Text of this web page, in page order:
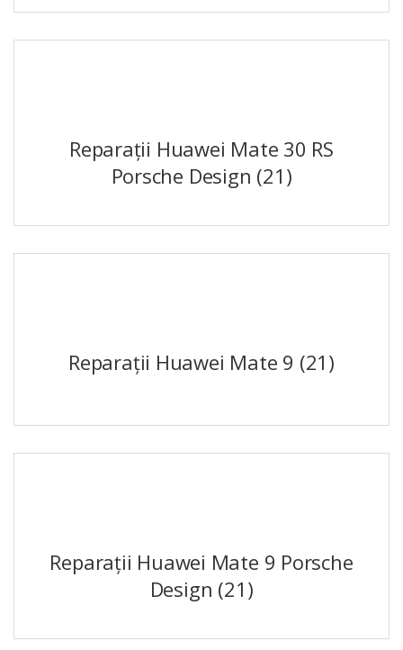
Reparații Huawei Mate 30 RS
Porsche Design (21)
Reparații Huawei Mate 9 (21)
Reparații Huawei Mate 9 Porsche
Design (21)